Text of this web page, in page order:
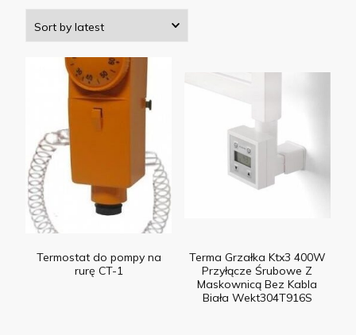
Termostat do pompy na
rurę CT-1
Terma Grzałka Ktx3 400W
Przyłącze Śrubowe Z
Maskownicą Bez Kabla
Biała Wekt304T916S